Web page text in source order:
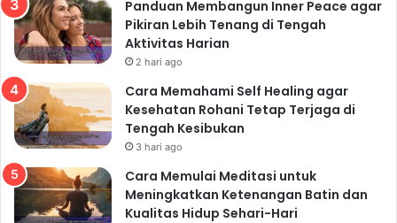
Panduan Membangun Inner Peace agar
Pikiran Lebih Tenang di Tengah
Aktivitas Harian
2 hari ago
Cara Memahami Self Healing agar
Kesehatan Rohani Tetap Terjaga di
Tengah Kesibukan
3 hari ago
Cara Memulai Meditasi untuk
Meningkatkan Ketenangan Batin dan
Kualitas Hidup Sehari-Hari